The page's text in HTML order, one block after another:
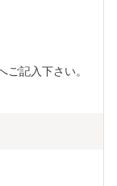
記入下さい。